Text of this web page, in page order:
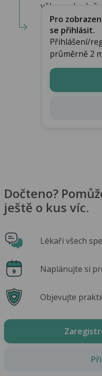
věku rozhodně
Pro
se přihlásit.
Přihlášení/
průměrně 2
Dočteno?
ještě o kus víc.
Lékaři všech
Naplánujte si
Objevujte